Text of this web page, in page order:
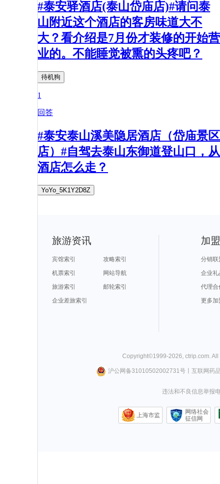
#泰安驿酒店(泰山岱庙店)#请问泰
山附近这个酒店的客房味道大不
大？看介绍是7月份才装修的开始营
业的。不能睡觉被熏的头疼吧？
待机狗
1
回答
#泰安泰山溪美隐居酒店（岱庙景区
店）#自驾去泰山东御道登山口，从
酒店怎么走？
YoYo_5K1Y2D8Z
旅游资讯
宾馆索引
攻略索引
机票索引
网站导航
旅游索引
邮轮索引
企业差旅索引
加
分销联
企业礼
代理合
更多加
Copyright©1999-2026, ctrip.com.
沪公网备31010502002731号丨 互联网药
违法和不良信息举报
上海市监
网络社会
征信网